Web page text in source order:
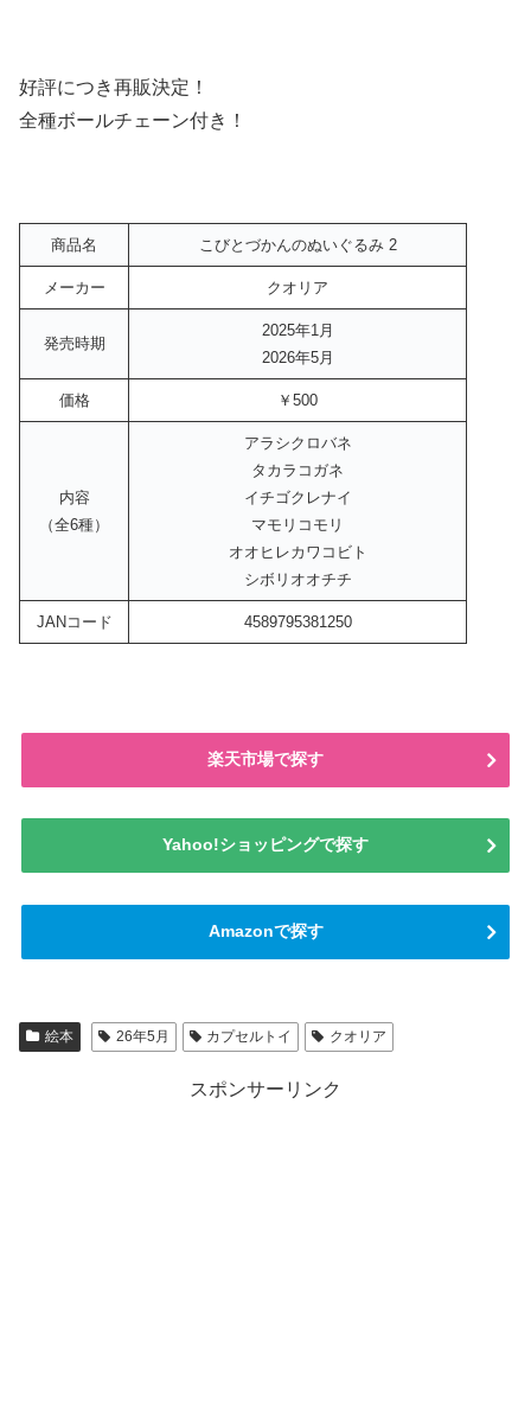
好評につき再販決定！
全種ボールチェーン付き！
商品名 こびとづかんのぬいぐるみ 2
メーカー クオリア
発売時期
2025年1月
2026年5月
価格 ￥500
内容
（全6種）
アラシクロバネ
タカラコガネ
イチゴクレナイ
マモリコモリ
オオヒレカワコビト
シボリオオチチ
JANコード 4589795381250
楽天市場で探す
Yahoo!ショッピングで探す
Amazonで探す
絵本 26年5月 カプセルトイ クオリア
スポンサーリンク